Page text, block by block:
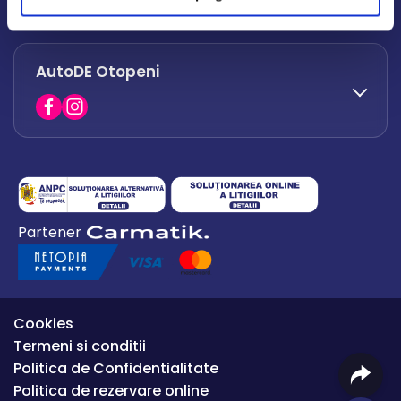
office.afumati@autode.ro
0730 063 852
0730 063 851
AutoDE Otopeni
0754 649 360
office.premium@autode.ro
Partener
Cookies
Termeni si conditii
Politica de Confidentialitate
Politica de rezervare online